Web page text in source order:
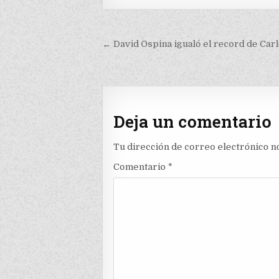
Navegación
entradas
← David Ospina igualó el record de
Deja un comentario
Tu dirección de correo electrónico
Comentario *